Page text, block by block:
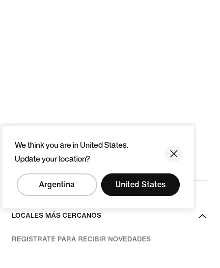
We think you are in United States.
Update your location?
Argentina United States
LOCALES MÁS CERCANOS
REGISTRATE PARA RECIBIR NOVEDADES